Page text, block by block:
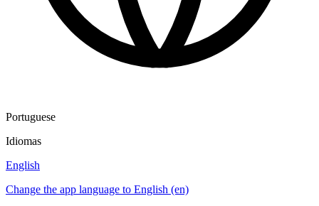
Portuguese
Idiomas
English
Change the app language to English (en)